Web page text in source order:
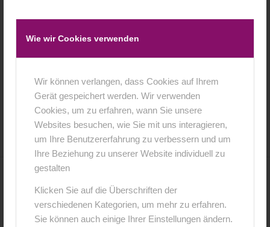
Wie wir Cookies verwenden
Wir können verlangen, dass Cookies auf Ihrem
Gerät gespeichert werden. Wir verwenden
Cookies, um zu erfahren, wann Sie unsere
Websites besuchen, wie Sie mit uns interagieren,
um Ihre Benutzererfahrung zu verbessern und um
Ihre Beziehung zu unserer Website individuell zu
gestalten
Klicken Sie auf die Überschriften der
verschiedenen Kategorien, um mehr zu erfahren.
Sie können auch einige Ihrer Einstellungen ändern.
13. Februar 2015 / 0 Kommentare / vonanja
0